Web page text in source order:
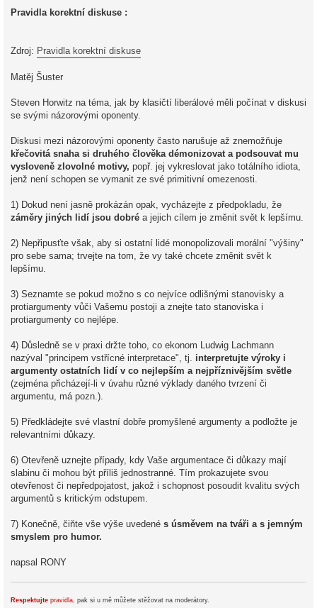
Pravidla korektní diskuse :
Zdroj: Pravidla korektní diskuse
Matěj Šuster
Steven Horwitz na téma, jak by klasičtí liberálové měli počínat v diskusi
se svými názorovými oponenty.
Diskusi mezi názorovými oponenty často narušuje až znemožňuje
křečovitá snaha si druhého člověka démonizovat a podsouvat mu
vysloveně zlovolné motivy, popř. jej vykreslovat jako totálního idiota,
jenž není schopen se vymanit ze své primitivní omezenosti.
1) Dokud není jasně prokázán opak, vycházejte z předpokladu, že
záměry jiných lidí jsou dobré a jejich cílem je změnit svět k lepšímu.
2) Nepřipusťte však, aby si ostatní lidé monopolizovali morální "výšiny"
pro sebe sama; trvejte na tom, že vy také chcete změnit svět k
lepšímu.
3) Seznamte se pokud možno s co nejvíce odlišnými stanovisky a
protiargumenty vůči Vašemu postoji a znejte tato stanoviska i
protiargumenty co nejlépe.
4) Důsledně se v praxi držte toho, co ekonom Ludwig Lachmann
nazýval "principem vstřícné interpretace", tj. interpretujte výroky i
argumenty ostatních lidí v co nejlepším a nejpříznivějším světle
(zejména přicházejí-li v úvahu různé výklady daného tvrzení či
argumentu, má pozn.).
5) Předkládejte své vlastní dobře promyšlené argumenty a podložte je
relevantními důkazy.
6) Otevřeně uznejte případy, kdy Vaše argumentace či důkazy mají
slabinu či mohou být příliš jednostranné. Tím prokazujete svou
otevřenost či nepředpojatost, jakož i schopnost posoudit kvalitu svých
argumentů s kritickým odstupem.
7) Konečně, čiňte vše výše uvedené s úsměvem na tváři a s jemným
smyslem pro humor.
napsal RONY
Respektujte pravidla , pak si u mě můžete stěžovat na moderátory.